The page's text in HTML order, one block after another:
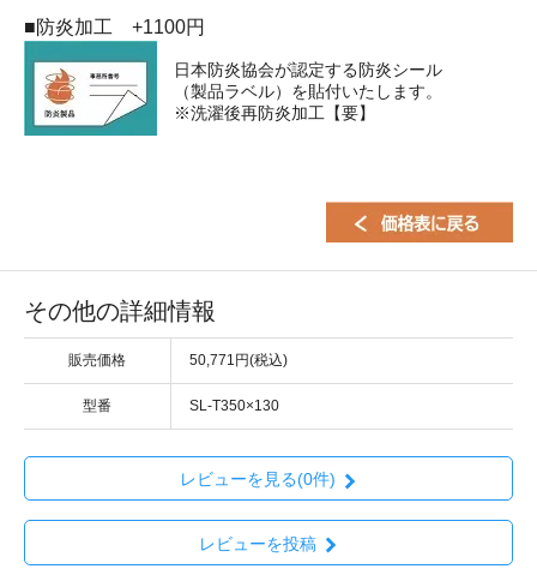
■防炎加工 +1100円
日本防炎協会が認定する防炎シール
（製品ラベル）を貼付いたします。
※洗濯後再防炎加工【要】
その他の詳細情報
販売価格 50,771円(税込)
型番 SL-T350×130
レビューを見る(0件)
レビューを投稿